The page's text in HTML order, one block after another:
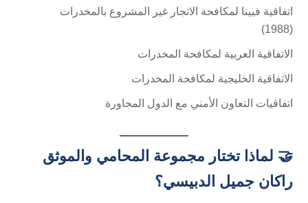
اتفاقية فيينا لمكافحة الاتجار غير المشروع بالمخدرات
(1988)
الاتفاقية العربية لمكافحة المخدرات
الاتفاقية الخليجية لمكافحة المخدرات
اتفاقيات التعاون الأمني مع الدول المجاورة
🤝 لماذا تختار مجموعة المحامي والموثق
راكان جميل الدبيسي؟